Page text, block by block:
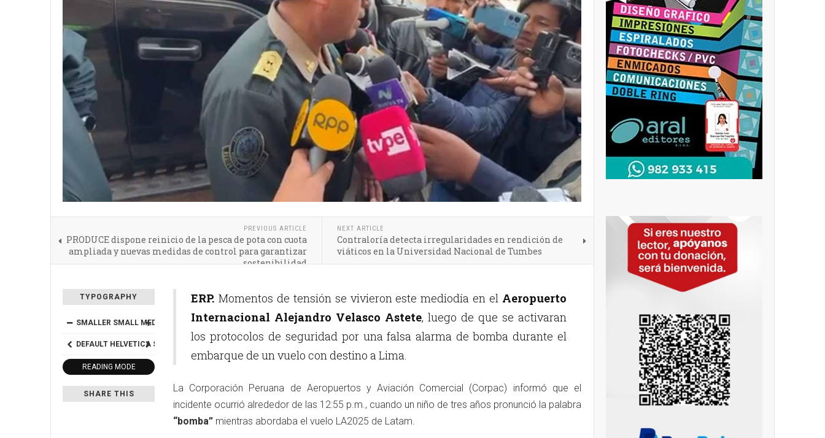
PREVIOUS ARTICLE
PRODUCE dispone reinicio de la pesca de pota con cuota
ampliada y nuevas medidas de control para garantizar
sostenibilidad
NEXT ARTICLE
Contraloría detecta irregularidades en rendición de
viáticos en la Universidad Nacional de Tumbes
TYPOGRAPHY
SMALLER SMALL MEDIUM BIGGER
DEFAULT HELVETICA SEGOE GEORGIA
READING MODE
SHARE THIS
ERP. Momentos de tensión se vivieron este mediodía en el Aeropuerto
Internacional Alejandro Velasco Astete, luego de que se activaran
los protocolos de seguridad por una falsa alarma de bomba durante el
embarque de un vuelo con destino a Lima.
La Corporación Peruana de Aeropuertos y Aviación Comercial (Corpac) informó que el
incidente ocurrió alrededor de las 12:55 p.m., cuando un niño de tres años pronunció la palabra
“bomba” mientras abordaba el vuelo LA2025 de Latam.